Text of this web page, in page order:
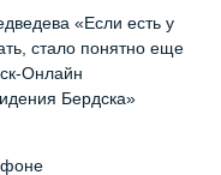
«Если есть у
стало понятно еще
Онлайн
Бердска»
фоне